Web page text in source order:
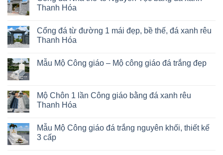
Thanh Hóa
Cổng đá từ đường 1 mái đẹp, bề thế, đá xanh rêu
Thanh Hóa
Mẫu Mộ Công giáo – Mộ công giáo đá trắng đẹp
Mộ Chôn 1 lần Công giáo bằng đá xanh rêu
Thanh Hóa
Mẫu Mộ Công giáo đá trắng nguyên khối, thiết kế
3 cấp